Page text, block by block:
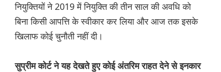
नियुक्तियों ने 2019 में नियुक्ति की तीन साल की अवधि को
बिना किसी आपत्ति के स्वीकार कर लिया और आज तक इसके
खिलाफ कोई चुनौती नहीं दी।
सुप्रीम कोर्ट ने यह देखते हुए कोई अंतरिम राहत देने से इनकार